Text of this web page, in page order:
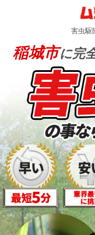
害虫駆
稲城市に完